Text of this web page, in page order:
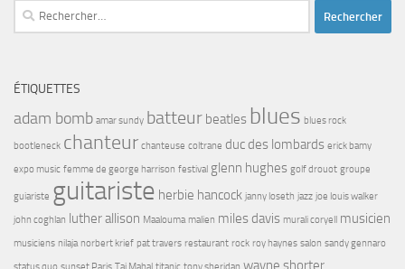
Rechercher :
ÉTIQUETTES
adam bomb amar sundy batteur beatles blues blues rock
bootleneck chanteur chanteuse coltrane duc des lombards erick bamy
expo music femme de george harrison festival glenn hughes golf drouot groupe
guiariste guitariste herbie hancock janny loseth jazz joe louis walker
john coghlan luther allison Maalouma malien miles davis murali coryell musicien
musiciens nilaja norbert krief pat travers restaurant rock roy haynes salon sandy gennaro
wayne shorter